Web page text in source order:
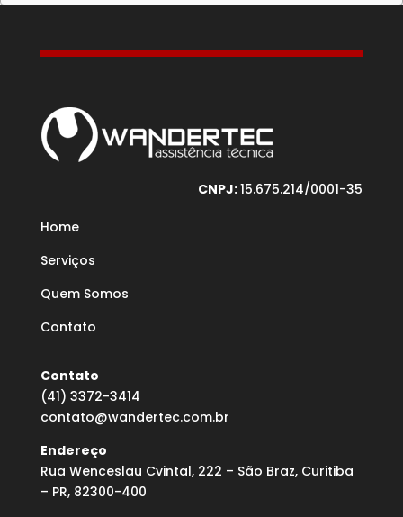
CNPJ:15.675.214/0001-35
Home
Serviços
Quem Somos
Contato
Contato
(41) 3372-3414
contato@wandertec.com.br
Endereço
Rua Wenceslau Cvintal, 222 – São Braz, Curitiba
– PR, 82300-400